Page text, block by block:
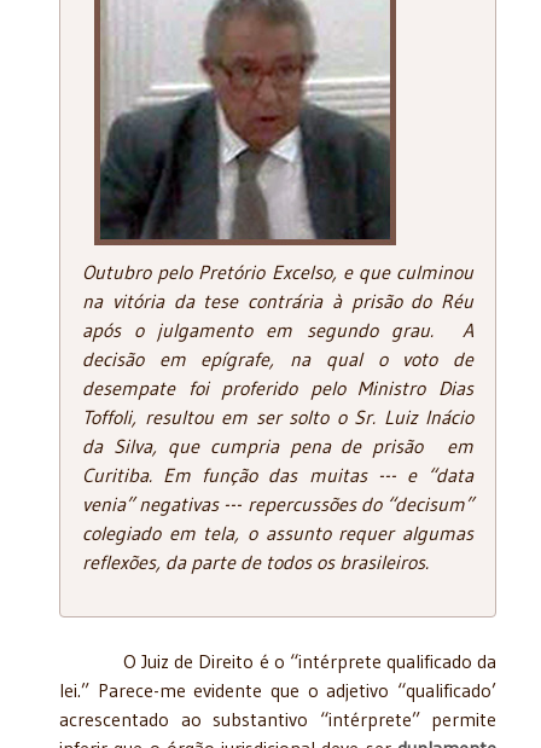
Outubro pelo Pretório Excelso, e que culminou
na vitória da tese contrária à prisão do Réu
após o julgamento em segundo grau. A
decisão em epígrafe, na qual o voto de
desempate foi proferido pelo Ministro Dias
Toffoli, resultou em ser solto o Sr. Luiz Inácio
da Silva, que cumpria pena de prisão em
Curitiba. Em função das muitas --- e “data
venia” negativas --- repercussões do “decisum”
colegiado em tela, o assunto requer algumas
reflexões, da parte de todos os brasileiros.
O Juiz de Direito é o “intérprete qualificado da
lei.” Parece-me evidente que o adjetivo “qualificado’
acrescentado ao substantivo “intérprete” permite